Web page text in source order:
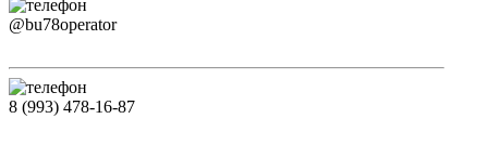
@bu78operator
8 (993) 478-16-87